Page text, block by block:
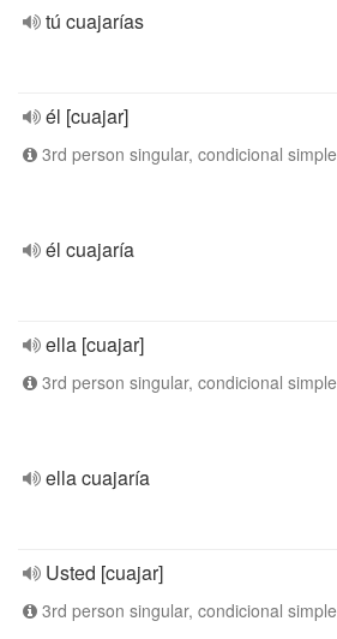
tú cuajarías
él [cuajar]
3rd person singular, condicional simple
él cuajaría
ella [cuajar]
3rd person singular, condicional simple
ella cuajaría
Usted [cuajar]
3rd person singular, condicional simple